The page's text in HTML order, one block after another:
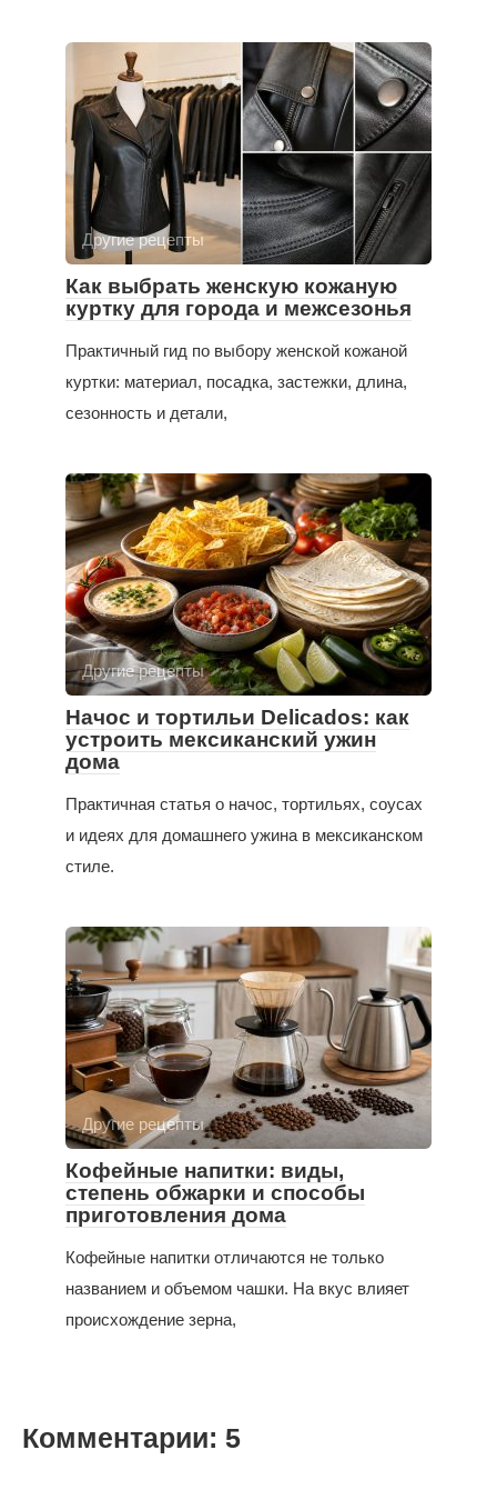
Другие рецепты
Как выбрать женскую кожаную
куртку для города и межсезонья
Практичный гид по выбору женской кожаной
куртки: материал, посадка, застежки, длина,
сезонность и детали,
Другие рецепты
Начос и тортильи Delicados: как
устроить мексиканский ужин
дома
Практичная статья о начос, тортильях, соусах
и идеях для домашнего ужина в мексиканском
стиле.
Другие рецепты
Кофейные напитки: виды,
степень обжарки и способы
приготовления дома
Кофейные напитки отличаются не только
названием и объемом чашки. На вкус влияет
происхождение зерна,
Комментарии: 5